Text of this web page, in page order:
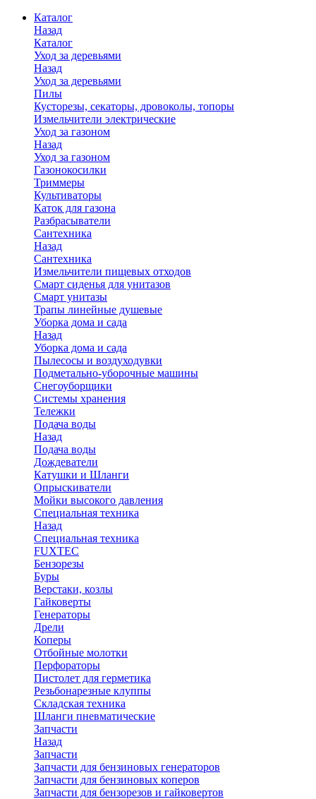
Каталог
Назад
Каталог
Уход за деревьями
Назад
Уход за деревьями
Пилы
Кусторезы, секаторы, дровоколы, топоры
Измельчители электрические
Уход за газоном
Назад
Уход за газоном
Газонокосилки
Триммеры
Культиваторы
Каток для газона
Разбрасыватели
Сантехника
Назад
Сантехника
Измельчители пищевых отходов
Смарт сиденья для унитазов
Смарт унитазы
Трапы линейные душевые
Уборка дома и сада
Назад
Уборка дома и сада
Пылесосы и воздуходувки
Подметально-уборочные машины
Снегоуборщики
Системы хранения
Тележки
Подача воды
Назад
Подача воды
Дождеватели
Катушки и Шланги
Опрыскиватели
Мойки высокого давления
Специальная техника
Назад
Специальная техника
FUXTEC
Бензорезы
Буры
Верстаки, козлы
Гайковерты
Генераторы
Дрели
Коперы
Отбойные молотки
Перфораторы
Пистолет для герметика
Резьбонарезные клуппы
Складская техника
Шланги пневматические
Запчасти
Назад
Запчасти
Запчасти для бензиновых генераторов
Запчасти для бензиновых коперов
Запчасти для бензорезов и гайковертов